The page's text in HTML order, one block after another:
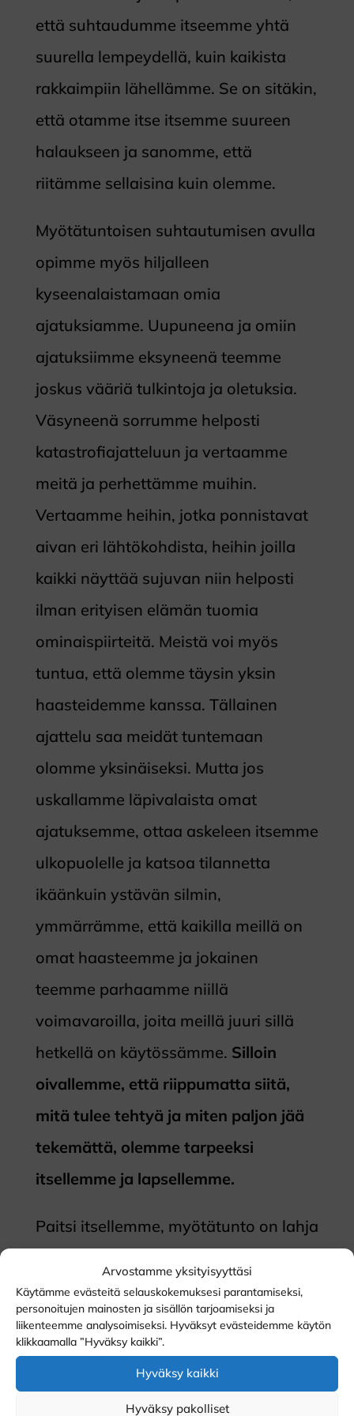
Arvostamme yksityisyyttäsi
Käytämme evästeitä selauskokemuksesi parantamiseksi,
personoitujen mainosten ja sisällön tarjoamiseksi ja
liikenteemme analysoimiseksi. Hyväksyt evästeidemme käytön
klikkaamalla ”Hyväksy kaikki”.
Hyväksy kaikki
Hyväksy pakolliset
että suhtaudumme itseemme yhtä
suurella lempeydellä, kuin kaikista
rakkaimpiin lähellämme. Se on sitäkin,
että otamme itse itsemme suureen
halaukseen ja sanomme, että
riitämme sellaisina kuin olemme.
Myötätuntoisen suhtautumisen avulla
opimme myös hiljalleen
kyseenalaistamaan omia
ajatuksiamme. Uupuneena ja omiin
ajatuksiimme eksyneenä teemme
joskus vääriä tulkintoja ja oletuksia.
Väsyneenä sorrumme helposti
katastrofiajatteluun ja vertaamme
meitä ja perhettämme muihin.
Vertaamme heihin, jotka ponnistavat
aivan eri lähtökohdista, heihin joilla
kaikki näyttää sujuvan niin helposti
ilman erityisen elämän tuomia
ominaispiirteitä. Meistä voi myös
tuntua, että olemme täysin yksin
haasteidemme kanssa. Tällainen
ajattelu saa meidät tuntemaan
olomme yksinäiseksi. Mutta jos
uskallamme läpivalaista omat
ajatuksemme, ottaa askeleen itsemme
ulkopuolelle ja katsoa tilannetta
ikäänkuin ystävän silmin,
ymmärrämme, että kaikilla meillä on
omat haasteemme ja jokainen
teemme parhaamme niillä
voimavaroilla, joita meillä juuri sillä
hetkellä on käytössämme. Silloin
oivallemme, että riippumatta siitä,
mitä tulee tehtyä ja miten paljon jää
tekemättä, olemme tarpeeksi
itsellemme ja lapsellemme.
Paitsi itsellemme, myötätunto on lahja
aivoistamme on rakennettu
tunnistamaan ja lukemaan toisen
ihmisen tunteita. Käytännössä tämä
tarkoittaa sitä, että se mitä tunnemme